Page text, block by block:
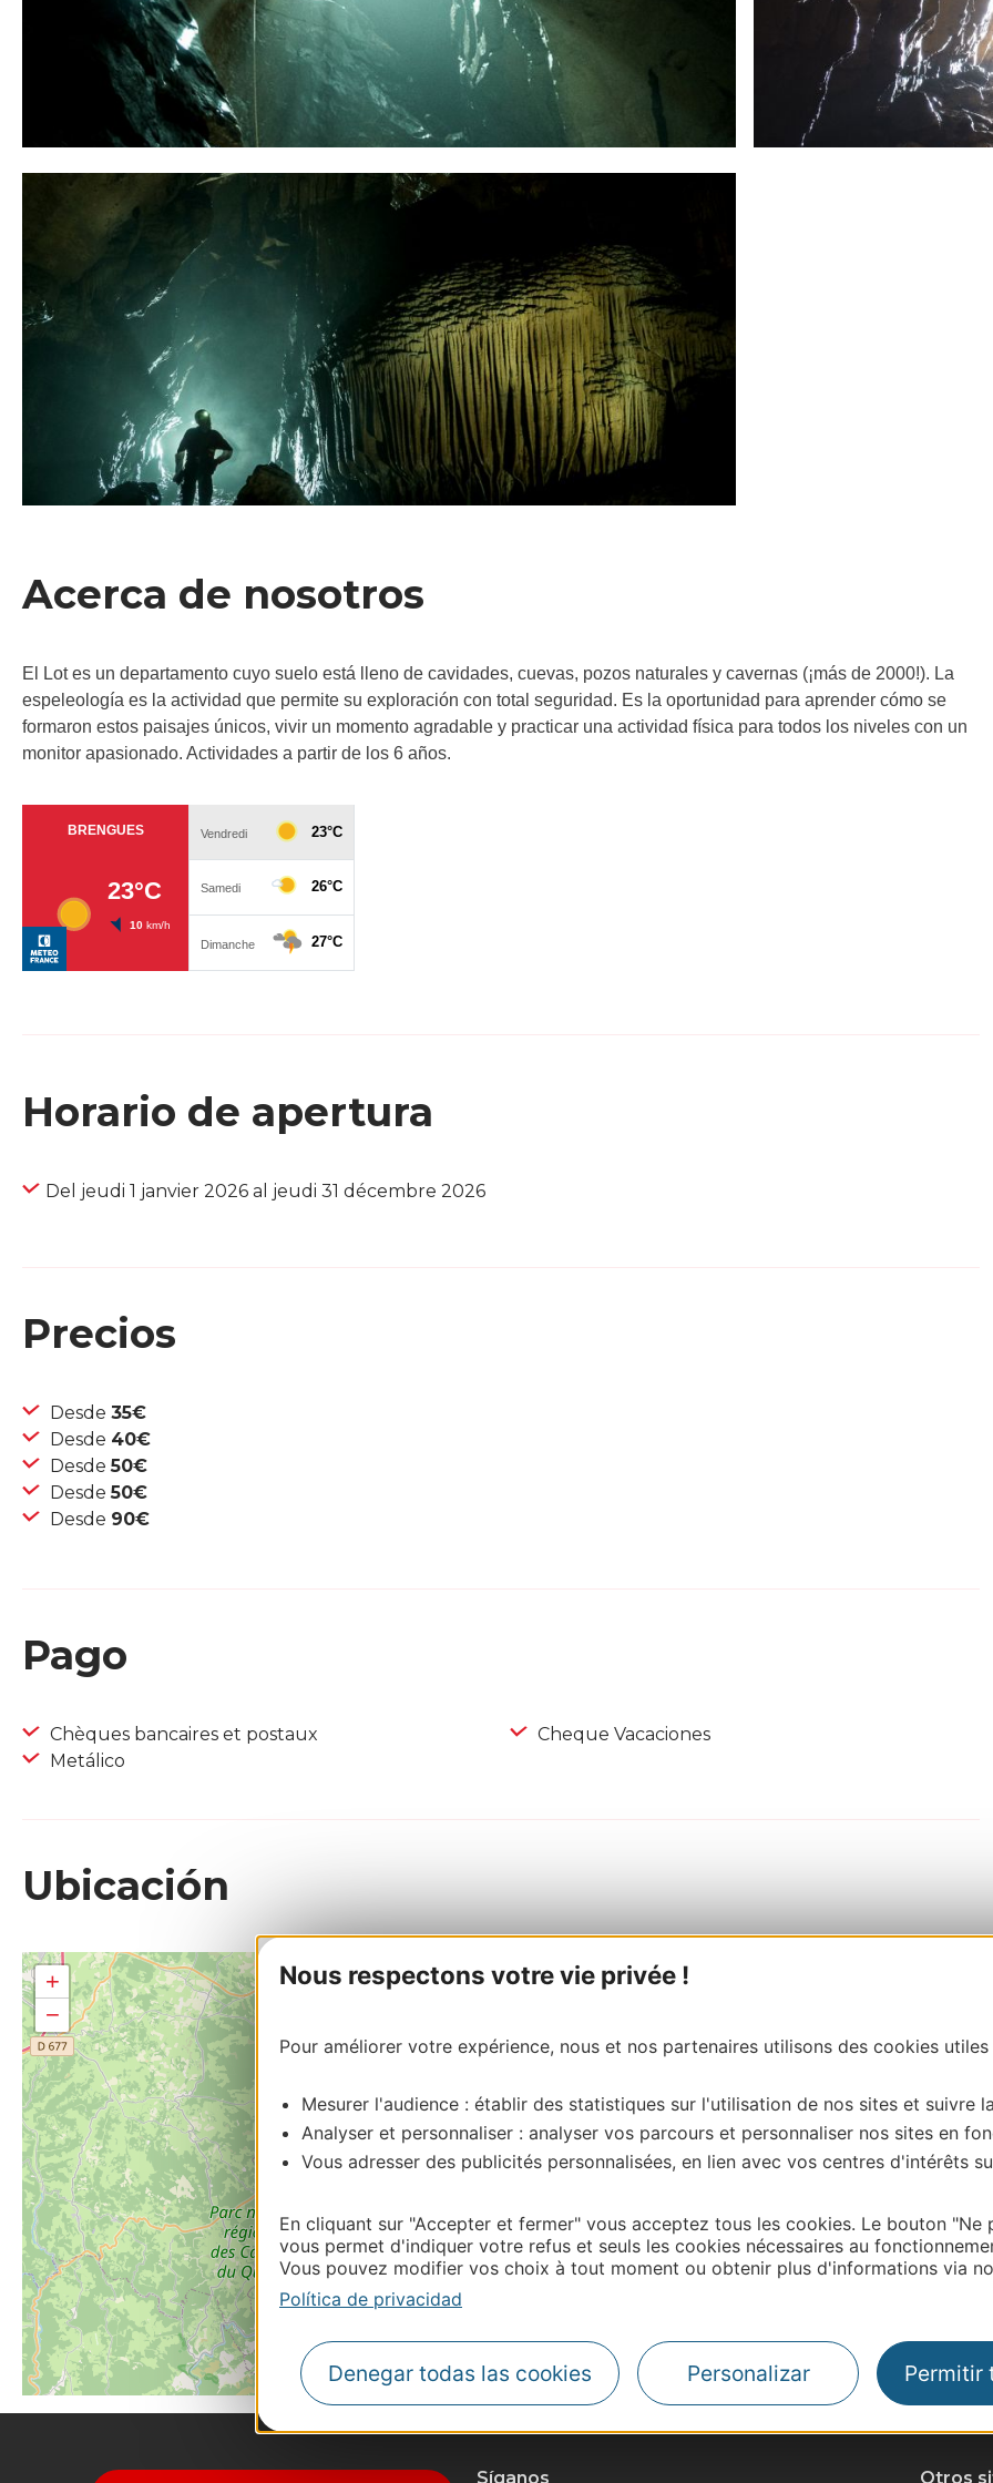
Nous respectons votre vie privée !
Pour améliorer votre expérience, nous et nos partenaires utilisons des cookies utiles
Mesurer l'audience : établir des statistiques sur l'utilisation de nos sites et suivre
Analyser et personnaliser : analyser vos parcours et personnaliser nos sites en
Vous adresser des publicités personnalisées, en lien avec vos centres d'intérêts
En cliquant sur "Accepter et fermer" vous acceptez tous les cookies. Le bouton "Ne
vous permet d'indiquer votre refus et seuls les cookies nécessaires au
Vous pouvez modifier vos choix à tout moment ou obtenir plus d'informations via
Política de privacidad
Denegar todas las cookies Personalizar Permitir
Acerca de nosotros
El Lot es un departamento cuyo suelo está lleno de cavidades, cuevas, pozos naturales y cavernas (¡más de 2000!). La
espeleología es la actividad que permite su exploración con total seguridad. Es la oportunidad para aprender cómo se
formaron estos paisajes únicos, vivir un momento agradable y practicar una actividad física para todos los niveles con un
monitor apasionado. Actividades a partir de los 6 años.
Horario de apertura
Del jeudi 1 janvier 2026 al jeudi 31 décembre 2026
Precios
Desde 35€
Desde 40€
Desde50€
Desde50€
Desde 90€
Pago
Chèques bancaires et postaux
Metálico
Cheque Vacaciones
Ubicación
+
−
| Map data © OpenStreetMap contributors
Síganos Otros